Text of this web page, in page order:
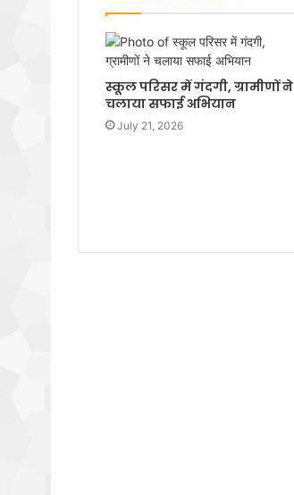
स्कूल परिसर में गंदगी, ग्रामीणों ने
चलाया सफाई अभियान
July 21, 2026